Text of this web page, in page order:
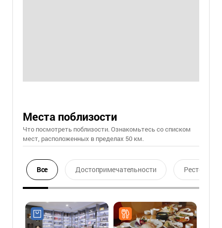
Места поблизости
Что посмотреть поблизости. Ознакомьтесь со списком
мест, расположенных в пределах 50 км.
Все Достопримечательности Ресторан